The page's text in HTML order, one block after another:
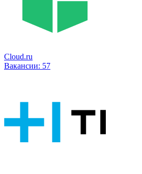
Cloud.ru
Вакансии: 57